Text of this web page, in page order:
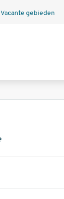
Vacante gebieden